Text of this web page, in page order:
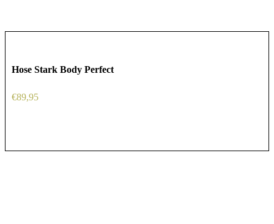
Hose Stark Body Perfect
€89,95